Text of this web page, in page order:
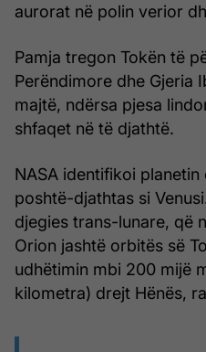
aurorat në polin verior
Pamja tregon Tokën të
Perëndimore dhe Gjeria
majtë, ndërsa pjesa
shfaqet në të djathtë.
NASA identifikoi
poshtë-djathtas si
djegies trans-lunare, që
Orion jashtë orbitës së
udhëtimin mbi 200 mijë
kilometra) drejt Hënës,